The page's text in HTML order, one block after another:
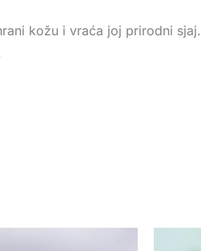
kožu i vraća joj prirodni sjaj.